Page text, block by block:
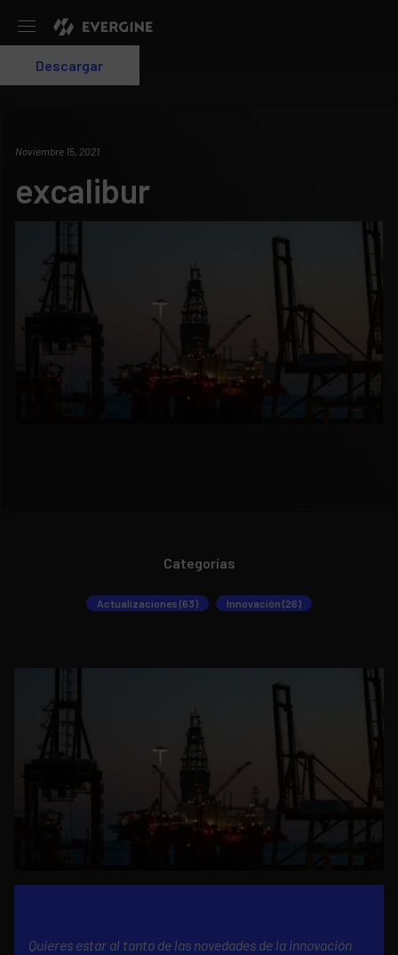
Login
Descargar
Noviembre 15, 2021
excalibur
Categorías
Actualizaciones (63) Innovación (26)
Quieres estar al tanto de las novedades de la innovación